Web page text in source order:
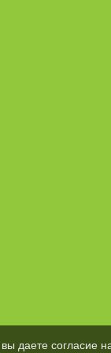
даете согласие